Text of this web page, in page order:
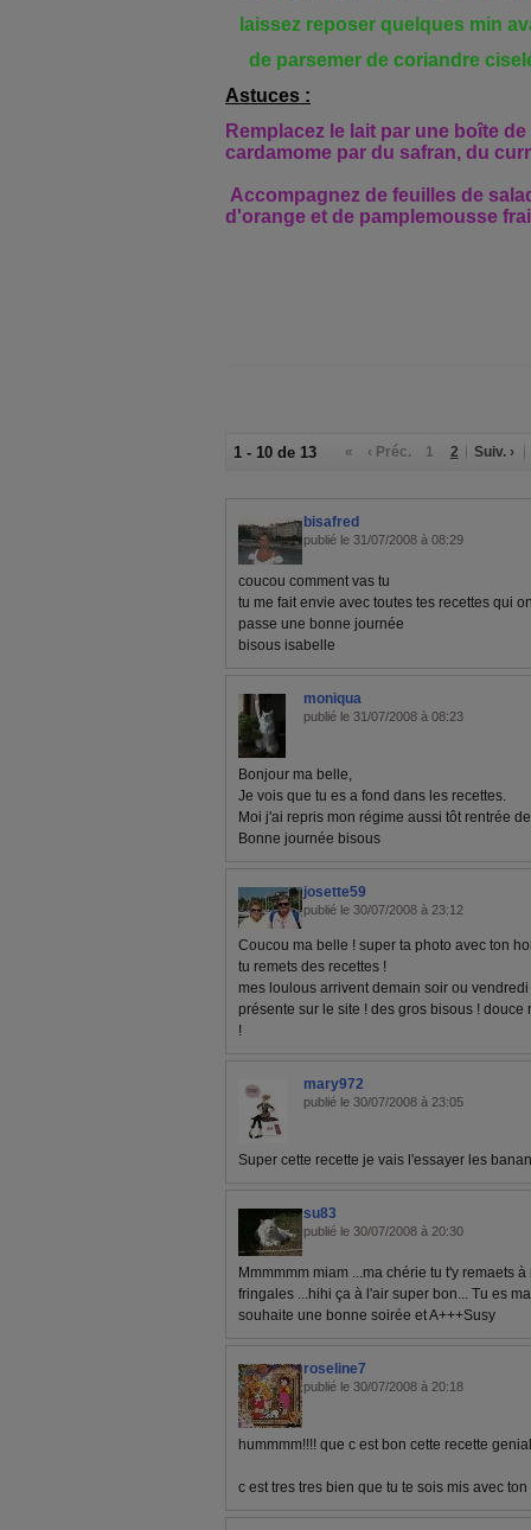
laissez reposer quelques min
de parsemer de coriandre
Astuces :
Remplacez le lait par une boîte de
cardamome par du safran, du
Accompagnez de feuilles de
d'orange et de pamplemousse
1 - 10 de 13 « ‹ Préc. 1 2 Suiv. ›
bisafred
publié le 31/07/2008 à 08:29
coucou comment vas tu
tu me fait envie avec toutes tes recettes qui
passe une bonne journée
bisous isabelle
moniqua
publié le 31/07/2008 à 08:23
Bonjour ma belle,
Je vois que tu es a fond dans les recettes.
Moi j'ai repris mon régime aussi tôt rentrée
Bonne journée bisous
josette59
publié le 30/07/2008 à 23:12
Coucou ma belle ! super ta photo avec ton
tu remets des recettes !
mes loulous arrivent demain soir ou
présente sur le site ! des gros bisous ! douce
!
mary972
publié le 30/07/2008 à 23:05
Super cette recette je vais l'essayer les
su83
publié le 30/07/2008 à 20:30
Mmmmmm miam ...ma chérie tu t'y remaets
fringales ...hihi ça à l'air super bon... Tu es
souhaite une bonne soirée et A+++Susy
roseline7
publié le 30/07/2008 à 20:18
hummmm!!!! que c est bon cette recette
c est tres tres bien que tu te sois mis avec